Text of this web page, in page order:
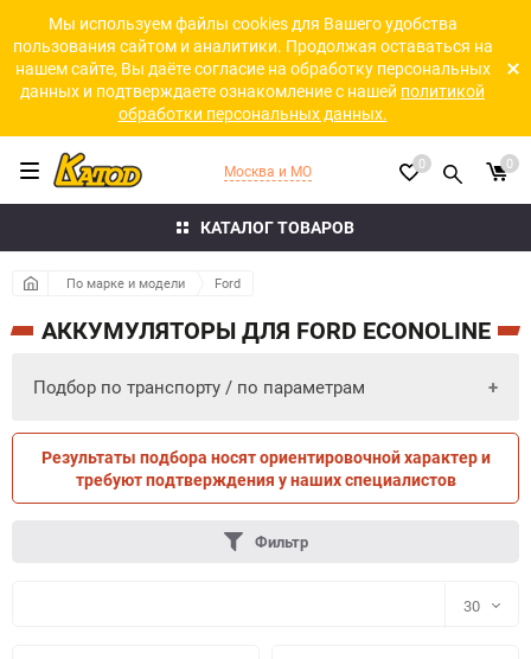
Мы используем файлы cookies для Вашего удобства
пользования сайтом и аналитики. Продолжая оставаться на
нашем сайте, Вы даёте согласие на обработку персональных
данных и подтверждаете ознакомление с нашей политикой
обработки персональных данных.
КАТАЛОГ ТОВАРОВ
Москва и МО 0 0
По марке и модели Ford
АККУМУЛЯТОРЫ ДЛЯ FORD ECONOLINE
Подбор по транспорту / по параметрам
ПО ТРАНСПОРТУ ПО ПАРАМЕТРАМ
Результаты подбора носят ориентировочной характер и
требуют подтверждения у наших специалистов
Фильтр
30